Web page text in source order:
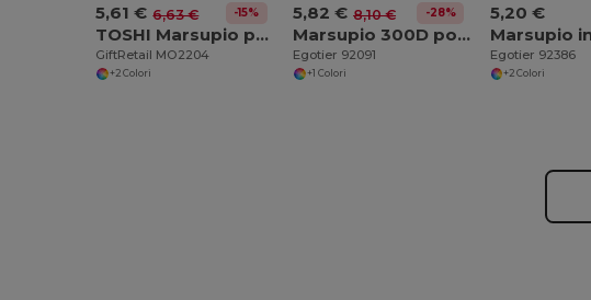
5,61 € 6,63 € -15%
TOSHI Marsupio poliestere 300D RPET
GiftRetail MO2204
+2 Colori
5,82 € 8,10 € -28%
Marsupio 300D poliestere riciclato e 600D poliestere riciclato con elementi riflettenti
Egotier 92091
+1 Colori
5,20 €
Egotier 92386
+2 Colori